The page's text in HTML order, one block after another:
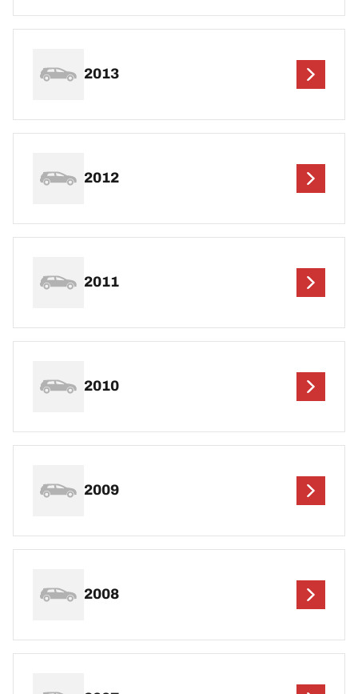
2013
2012
2011
2010
2009
2008